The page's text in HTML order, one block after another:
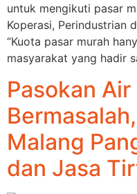
untuk mengikuti pasar
Koperasi, Perindustrian
“Kuota pasar murah
masyarakat yang hadir
Pasokan
Malang
dan Jasa